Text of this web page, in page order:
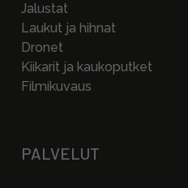
Jalustat
Laukut ja hihnat
Dronet
Kiikarit ja kaukoputket
Filmikuvaus
PALVELUT